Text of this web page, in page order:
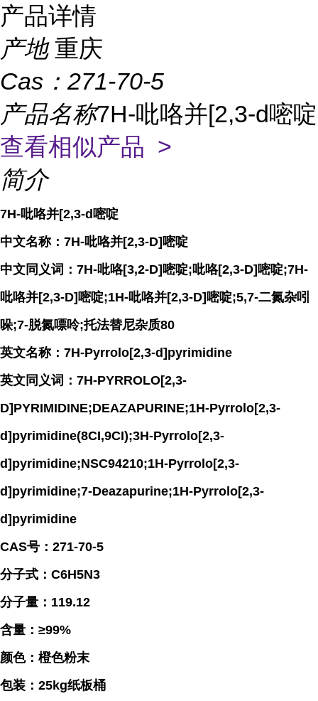
产品详情
产地 重庆
Cas： 271-70-5
产品名称7H-吡咯并[2,3-d嘧啶
查看相似产品 >
简介
7H-吡咯并[2,3-d嘧啶
中文名称：7H-吡咯并[2,3-D]嘧啶
中文同义词：7H-吡咯[3,2-D]嘧啶;吡咯[2,3-D]嘧啶;7H-
吡咯并[2,3-D]嘧啶;1H-吡咯并[2,3-D]嘧啶;5,7-二氮杂吲
哚;7-脱氮嘌呤;托法替尼杂质80
英文名称：7H-Pyrrolo[2,3-d]pyrimidine
英文同义词：7H-PYRROLO[2,3-
D]PYRIMIDINE;DEAZAPURINE;1H-Pyrrolo[2,3-
d]pyrimidine(8CI,9CI);3H-Pyrrolo[2,3-
d]pyrimidine;NSC94210;1H-Pyrrolo[2,3-
d]pyrimidine;7-Deazapurine;1H-Pyrrolo[2,3-
d]pyrimidine
CAS号：271-70-5
分子式：C6H5N3
分子量：119.12
含量：≥99%
颜色：橙色粉末
包装：25kg纸板桶